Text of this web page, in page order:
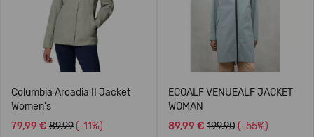
Columbia Arcadia II Jacket
Women's
79,99 € 89.99 (-11%)
ECOALF VENUEALF JACKET
WOMAN
89,99 € 199.90 (-55%)